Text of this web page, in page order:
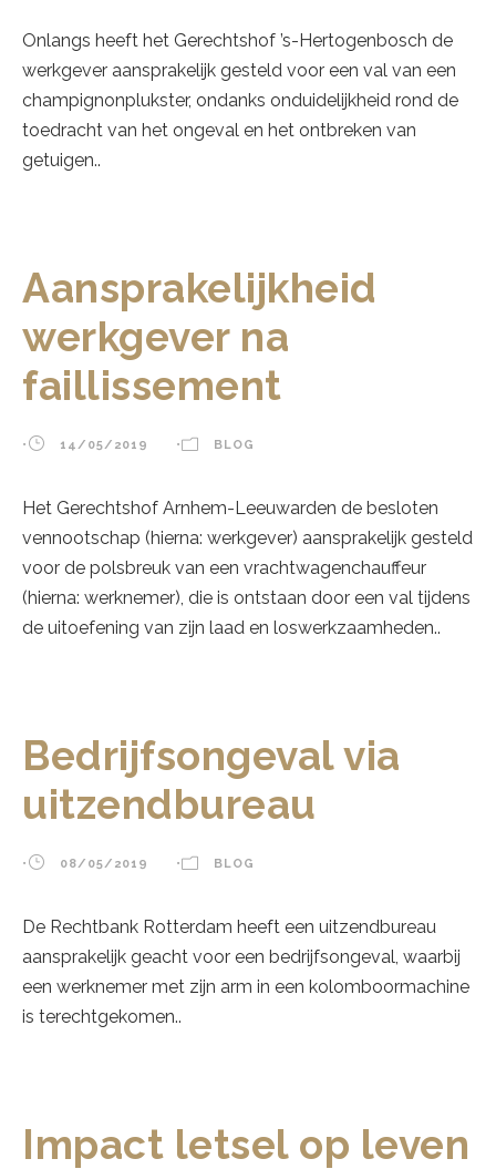
Onlangs heeft het Gerechtshof ’s-Hertogenbosch de
werkgever aansprakelijk gesteld voor een val van een
champignonplukster, ondanks onduidelijkheid rond de
toedracht van het ongeval en het ontbreken van
getuigen..
Aansprakelijkheid
werkgever na
faillissement
• 14/05/2019 • BLOG
Het Gerechtshof Arnhem-Leeuwarden de besloten
vennootschap (hierna: werkgever) aansprakelijk gesteld
voor de polsbreuk van een vrachtwagenchauffeur
(hierna: werknemer), die is ontstaan door een val tijdens
de uitoefening van zijn laad en loswerkzaamheden..
Bedrijfsongeval via
uitzendbureau
• 08/05/2019 • BLOG
De Rechtbank Rotterdam heeft een uitzendbureau
aansprakelijk geacht voor een bedrijfsongeval, waarbij
een werknemer met zijn arm in een kolomboormachine
is terechtgekomen..
Impact letsel op leven